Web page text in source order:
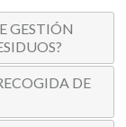
GESTIÓN
DE